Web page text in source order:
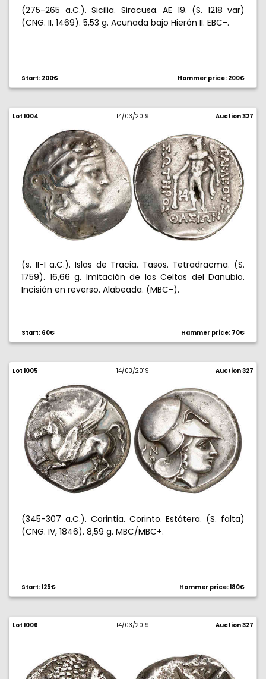
(275-265 a.C.). Sicilia. Siracusa. AE 19. (S. 1218 var)
(CNG. II, 1469). 5,53 g. Acuñada bajo Hierón II. EBC-.
Start: 200€ Hammer price: 200€
Lot 1004 14/03/2019 Auction 327
(s. II-I a.C.). Islas de Tracia. Tasos. Tetradracma. (S.
1759). 16,66 g. Imitación de los Celtas del Danubio.
Incisión en reverso. Alabeada. (MBC-).
Start: 60€ Hammer price: 70€
Lot 1005 14/03/2019 Auction 327
(345-307 a.C.). Corintia. Corinto. Estátera. (S. falta)
(CNG. IV, 1846). 8,59 g. MBC/MBC+.
Start: 125€ Hammer price: 180€
Lot 1006 14/03/2019 Auction 327